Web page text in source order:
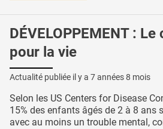
DÉVELOPPEMENT :
pour la vie
Actualité publiée il y a 7 années 8 mois
Selon les US Centers for Disease
15% des enfants âgés de 2 à 8 ans
avec au moins un trouble mental,